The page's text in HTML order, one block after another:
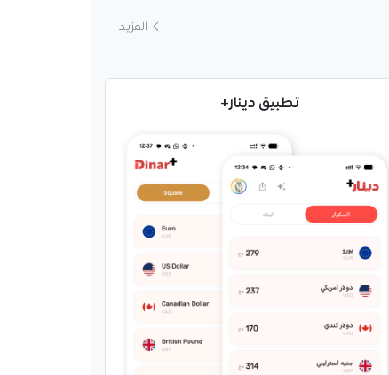
يوم 15 أوت الجاري لتحديد
المزيد
تطبيق دينار+